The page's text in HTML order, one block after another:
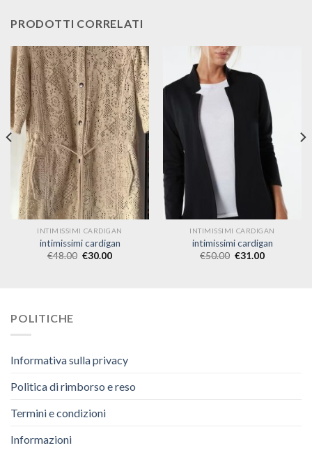
PRODOTTI CORRELATI
INTIMISSIMI CARDIGAN
intimissimi cardigan
€48.00 €30.00
INTIMISSIMI CARDIGAN
intimissimi cardigan
€50.00 €31.00
POLITICHE
Informativa sulla privacy
Politica di rimborso e reso
Termini e condizioni
Informazioni